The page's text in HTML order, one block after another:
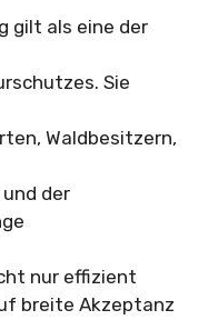
gilt als eine der
Sie
Waldbesitzern,
der
nur effizient
breite Akzeptanz